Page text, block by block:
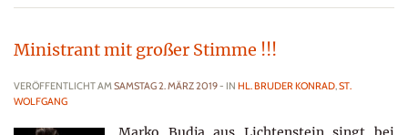
Ministrant mit großer Stimme !!!
VERÖFFENTLICHT AMSAMSTAG 2. MÄRZ 2019- IN HL. BRUDER KONRAD,ST.
WOLFGANG